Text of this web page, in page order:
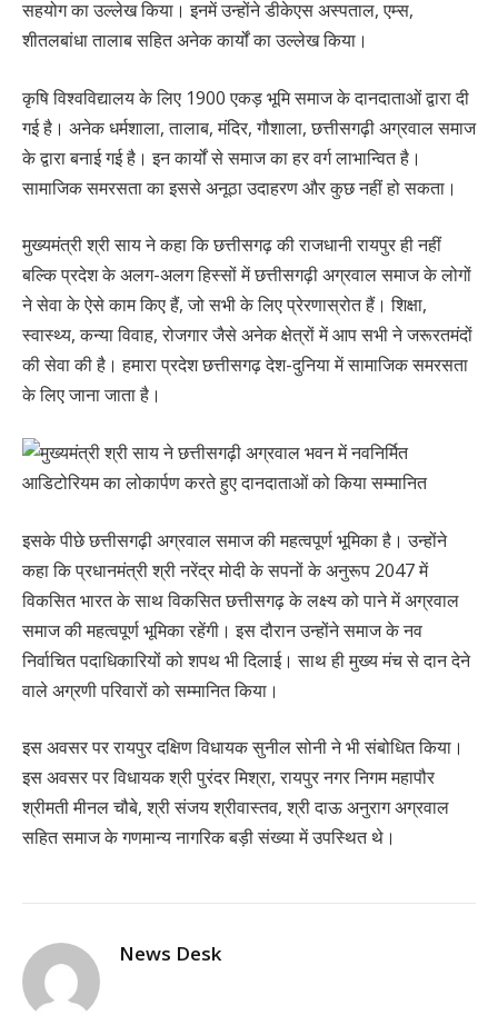
सहयोग का उल्लेख किया। इनमें उन्होंने डीकेएस अस्पताल, एम्स,
शीतलबांधा तालाब सहित अनेक कार्यों का उल्लेख किया।
कृषि विश्वविद्यालय के लिए 1900 एकड़ भूमि समाज के दानदाताओं द्वारा दी
गई है। अनेक धर्मशाला, तालाब, मंदिर, गौशाला, छत्तीसगढ़ी अग्रवाल समाज
के द्वारा बनाई गई है। इन कार्यों से समाज का हर वर्ग लाभान्वित है।
सामाजिक समरसता का इससे अनूठा उदाहरण और कुछ नहीं हो सकता।
मुख्यमंत्री श्री साय ने कहा कि छत्तीसगढ़ की राजधानी रायपुर ही नहीं
बल्कि प्रदेश के अलग-अलग हिस्सों में छत्तीसगढ़ी अग्रवाल समाज के लोगों
ने सेवा के ऐसे काम किए हैं, जो सभी के लिए प्रेरणास्रोत हैं। शिक्षा,
स्वास्थ्य, कन्या विवाह, रोजगार जैसे अनेक क्षेत्रों में आप सभी ने जरूरतमंदों
की सेवा की है। हमारा प्रदेश छत्तीसगढ़ देश-दुनिया में सामाजिक समरसता
के लिए जाना जाता है।
इसके पीछे छत्तीसगढ़ी अग्रवाल समाज की महत्वपूर्ण भूमिका है। उन्होंने
कहा कि प्रधानमंत्री श्री नरेंद्र मोदी के सपनों के अनुरूप 2047 में
विकसित भारत के साथ विकसित छत्तीसगढ़ के लक्ष्य को पाने में अग्रवाल
समाज की महत्वपूर्ण भूमिका रहेंगी। इस दौरान उन्होंने समाज के नव
निर्वाचित पदाधिकारियों को शपथ भी दिलाई। साथ ही मुख्य मंच से दान देने
वाले अग्रणी परिवारों को सम्मानित किया।
इस अवसर पर रायपुर दक्षिण विधायक सुनील सोनी ने भी संबोधित किया।
इस अवसर पर विधायक श्री पुरंदर मिश्रा, रायपुर नगर निगम महापौर
श्रीमती मीनल चौबे, श्री संजय श्रीवास्तव, श्री दाऊ अनुराग अग्रवाल
सहित समाज के गणमान्य नागरिक बड़ी संख्या में उपस्थित थे।
News Desk